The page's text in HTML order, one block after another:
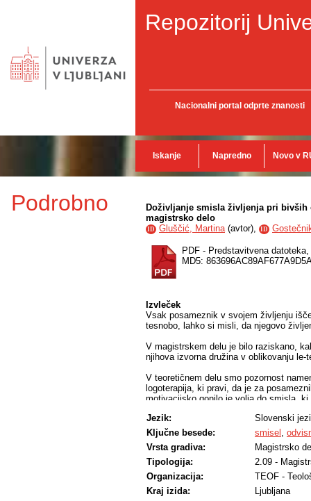
Repozitorij
Nacionalni portal odprte znanosti
Iskanje Napredno Novo v
Podrobno
Doživljanje smisla življenja pri
magistrsko delo
ID Gluščić, Martina(avtor), ID
PDF - Predstavitvena datoteka,
MD5:
Izvleček
Vsak posameznik v svojem življenju
tesnobo, lahko si misli, da njegovo
V magistrskem delu je bilo raziskano,
njihova izvorna družina v oblikovanju le-
V teoretičnem delu smo pozornost
logoterapija, ki pravi, da je za
motivacijsko gonilo je volja do smisla,
zasvojenost. Tukaj logoterapija
njegovega smisla življenja.
V empiričnem delu je predstavljena
drog. S pomočjo polstrukturiranih
zasvojenost in da se le-ta ponovno
Namen naloge je bil razumeti
Jezik:
Slovenski
Ključne besede:
smisel ,
Vrsta gradiva:
Magistrsko
Tipologija:
2.09 -
Organizacija:
TEOF -
Kraj izida:
Ljubljana